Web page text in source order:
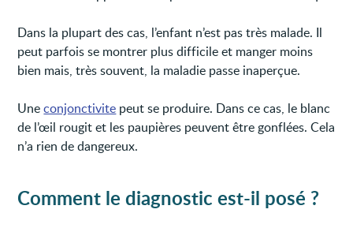
Dans la plupart des cas, l’enfant n’est pas très malade. Il
peut parfois se montrer plus difficile et manger moins
bien mais, très souvent, la maladie passe inaperçue.
Uneconjonctivite peut se produire. Dans ce cas, le blanc
de l’œil rougit et les paupières peuvent être gonflées. Cela
n’a rien de dangereux.
Comment le diagnostic est-il posé ?